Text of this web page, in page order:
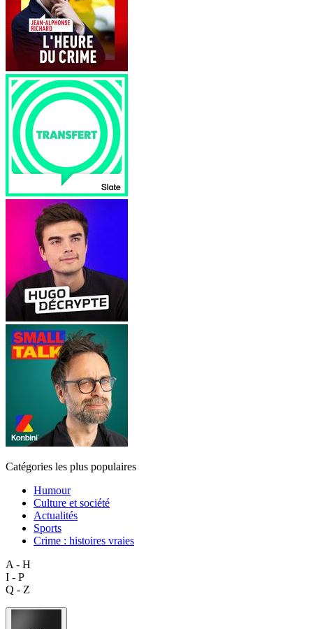
Catégories les plus populaires
Humour
Culture et société
Actualités
Sports
Crime : histoires vraies
A - H
I - P
Q - Z